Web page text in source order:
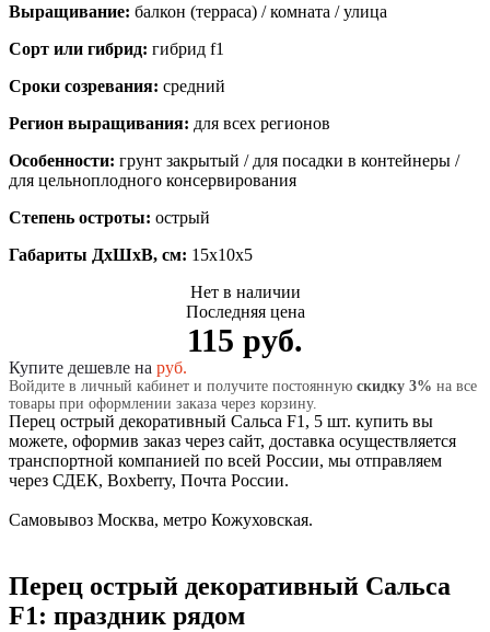
Выращивание: балкон (терраса) / комната / улица
Сорт или гибрид: гибрид f1
Сроки созревания: средний
Регион выращивания: для всех регионов
Особенности: грунт закрытый / для посадки в контейнеры /
для цельноплодного консервирования
Степень остроты: острый
Габариты ДхШхВ, см: 15x10x5
Нет в наличии
Последняя цена
115 руб.
Купите дешевле на руб.
Войдите в личный кабинет и получите постоянную скидку 3% на все
товары при оформлении заказа через корзину.
Перец острый декоративный Сальса F1, 5 шт. купить вы
можете, оформив заказ через сайт, доставка осуществляется
транспортной компанией по всей России, мы отправляем
через СДЕК, Boxberry, Почта России.
Самовывоз Москва, метро Кожуховская.
Перец острый декоративный Сальса
F1: праздник рядом